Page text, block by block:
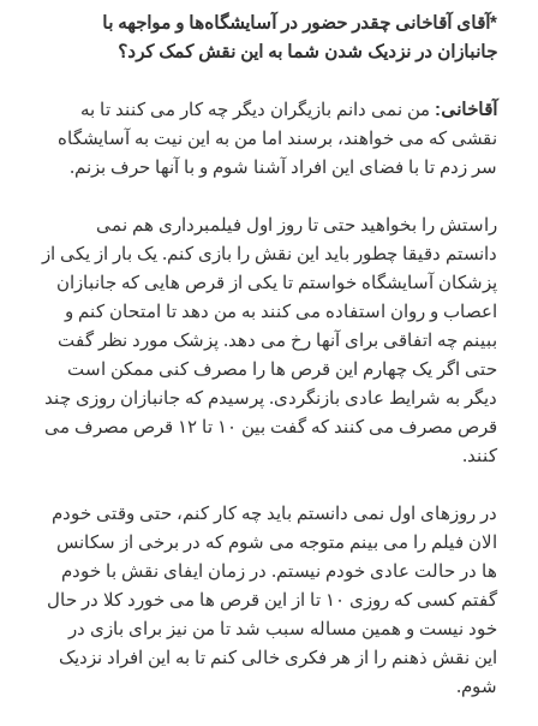
*آقای آقاخانی چقدر حضور در آسایشگاه‌ها و مواجهه با
جانبازان در نزدیک شدن شما به این نقش کمک کرد؟
آقاخانی: من نمی دانم بازیگران دیگر چه کار می کنند تا به
نقشی که می خواهند، برسند اما من به این نیت به آسایشگاه
سر زدم تا با فضای این افراد آشنا شوم و با آنها حرف بزنم.
راستش را بخواهید حتی تا روز اول فیلمبرداری هم نمی
دانستم دقیقا چطور باید این نقش را بازی کنم. یک بار از یکی از
پزشکان آسایشگاه خواستم تا یکی از قرص هایی که جانبازان
اعصاب و روان استفاده می کنند به من دهد تا امتحان کنم و
ببینم چه اتفاقی برای آنها رخ می دهد. پزشک مورد نظر گفت
حتی اگر یک چهارم این قرص ها را مصرف کنی ممکن است
دیگر به شرایط عادی بازنگردی. پرسیدم که جانبازان روزی چند
قرص مصرف می کنند که گفت بین ۱۰ تا ۱۲ قرص مصرف می
کنند.
در روزهای اول نمی دانستم باید چه کار کنم، حتی وقتی خودم
الان فیلم را می بینم متوجه می شوم که در برخی از سکانس
ها در حالت عادی خودم نیستم. در زمان ایفای نقش با خودم
گفتم کسی که روزی ۱۰ تا از این قرص ها می خورد کلا در حال
خود نیست و همین مساله سبب شد تا من نیز برای بازی در
این نقش ذهنم را از هر فکری خالی کنم تا به این افراد نزدیک
شوم.